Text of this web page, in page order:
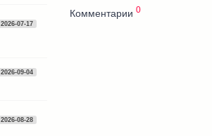
Комментарии 0
2026-07-17
2026-09-04
2026-08-28